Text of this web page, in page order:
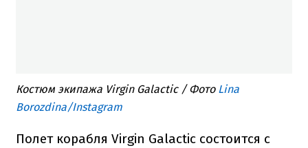
Костюм экипажа Virgin Galactic / ФотоLina
Borozdina/Instagram
Полет корабля Virgin Galactic состоится с